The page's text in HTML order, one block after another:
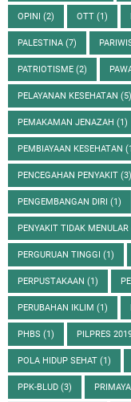
OPINI (2) OTT (1)
PALESTINA (7)
PATRIOTISME (2)
PELAYANAN KESEHATAN (5)
PEMAKAMAN JENAZAH (1)
PEMBIAYAAN KESEHATAN
PENCEGAHAN PENYAKIT (3)
PENGEMBANGAN DIRI (1)
PENYAKIT TIDAK MENULAR
PERGURUAN TINGGI (1)
PERPUSTAKAAN (1)
PERUBAHAN IKLIM (1)
PHBS (1) PILPRES
POLA HIDUP SEHAT (1)
PPK-BLUD (3)